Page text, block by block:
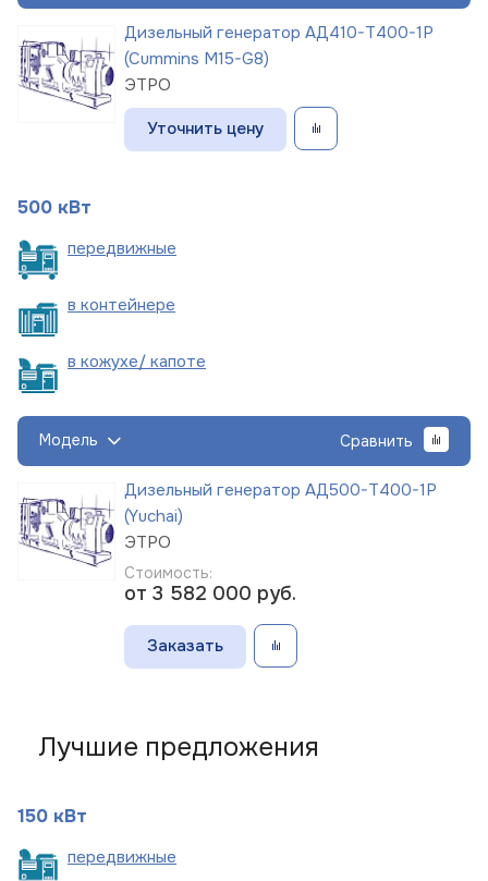
Дизельный генератор АД410-Т400-1Р
(Cummins M15-G8)
ЭТРО
Уточнить цену
500 кВт
передвижные
в контейнере
в кожухе/ капоте
Модель Сравнить
Дизельный генератор АД500-Т400-1Р
(Yuchai)
ЭТРО
Стоимость:
от 3 582 000 руб.
Заказать
Лучшие предложения
150 кВт
передвижные